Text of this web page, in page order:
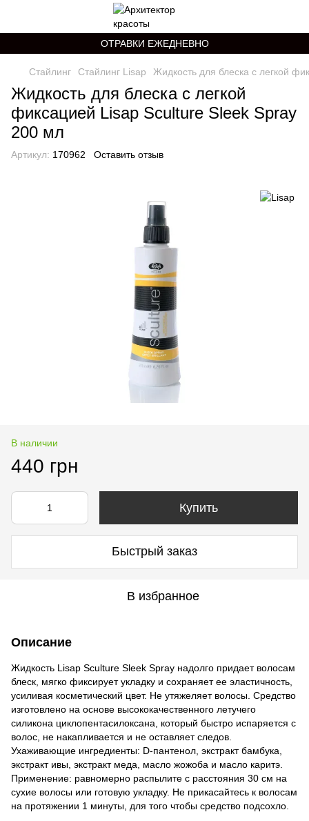
ОТРАВКИ ЕЖЕДНЕВНО
Стайлинг Стайлинг Lisap Жидкость для блеска с легкой
Жидкость для блеска с легкой
фиксацией Lisap Sculture Sleek Spray
200 мл
Артикул: 170962 Оставить отзыв
В наличии
440 грн
Купить
Быстрый заказ
В избранное
Описание
Жидкость Lisap Sculture Sleek Spray надолго придает волосам
блеск, мягко фиксирует укладку и сохраняет ее эластичность,
усиливая косметический цвет. Не утяжеляет волосы. Средство
изготовлено на основе высококачественного летучего
силикона циклопентасилоксана, который быстро испаряется с
волос, не накапливается и не оставляет следов.
Ухаживающие ингредиенты: D-пантенол, экстракт бамбука,
экстракт ивы, экстракт меда, масло жожоба и масло каритэ.
Применение: равномерно распылите с расстояния 30 см на
сухие волосы или готовую укладку. Не прикасайтесь к волосам
на протяжении 1 минуты, для того чтобы средство подсохло.